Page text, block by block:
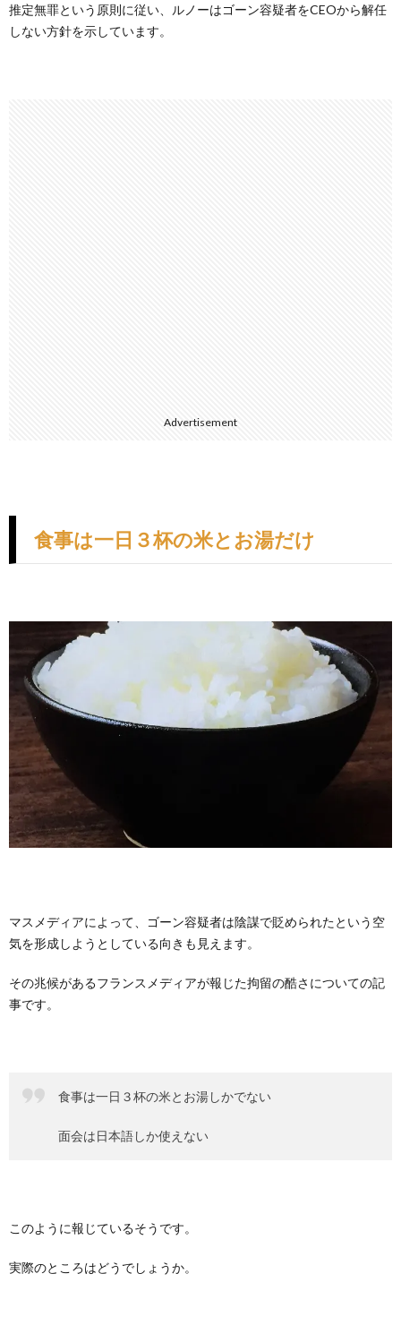
推定無罪という原則に従い、ルノーはゴーン容疑者をCEOから解任
しない方針を示しています。
Advertisement
食事は一日３杯の米とお湯だけ
マスメディアによって、ゴーン容疑者は陰謀で貶められたという空
気を形成しようとしている向きも見えます。
その兆候があるフランスメディアが報じた拘留の酷さについての記
事です。
食事は一日３杯の米とお湯しかでない
面会は日本語しか使えない
このように報じているそうです。
実際のところはどうでしょうか。